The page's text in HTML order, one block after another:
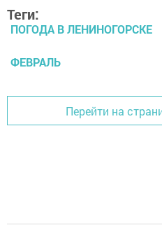
Теги:
ПОГОДА В ЛЕНИНОГОРСКЕ
ФЕВРАЛЬ
Перейти на